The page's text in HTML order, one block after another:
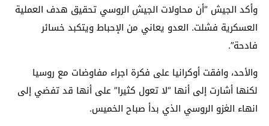
وأكد الجيش “أن محاولات الجيش الروسي تحقيق هدف العملية
العسكرية فشلت. العدو يعاني من الإحباط ويتكبد خسائر
فادحة”.
والأحد، وافقت أوكرانيا على فكرة اجراء مفاوضات مع روسيا
لكنها أشارت إلى أنها “لا تعول كثيرا” على أنها قد تفضي إلى
انهاء الغزو الروسي الذي بدأ صباح الخميس.